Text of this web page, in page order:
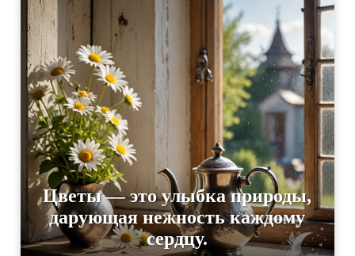
Цветы — это улыбка природы,
дарующая нежность каждому
сердцу.